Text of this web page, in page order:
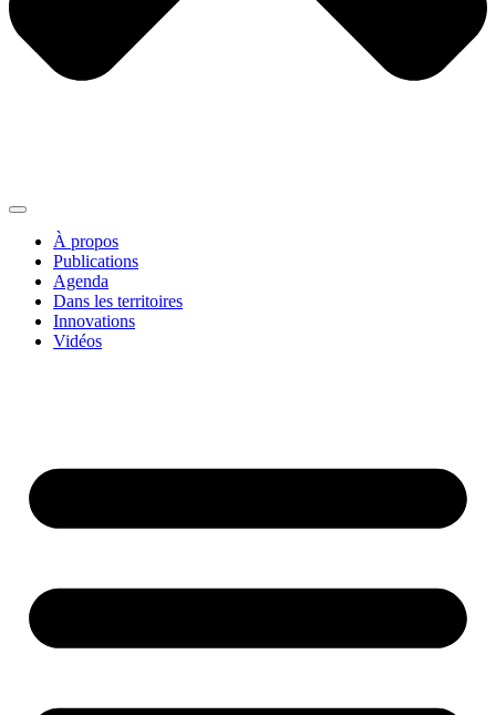
À propos
Publications
Agenda
Dans les territoires
Innovations
Vidéos